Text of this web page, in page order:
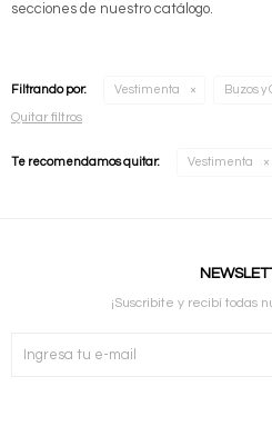
secciones de nuestro catálogo.
Filtrando por: Vestimenta Buzos y
Quitar filtros
Te recomendamos quitar: Vestimenta
¡Suscribite y recibí todas